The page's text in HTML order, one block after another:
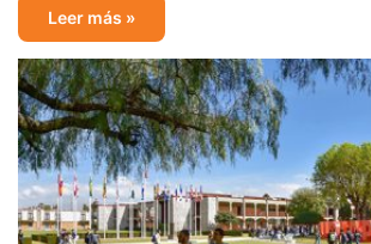
Leer más »